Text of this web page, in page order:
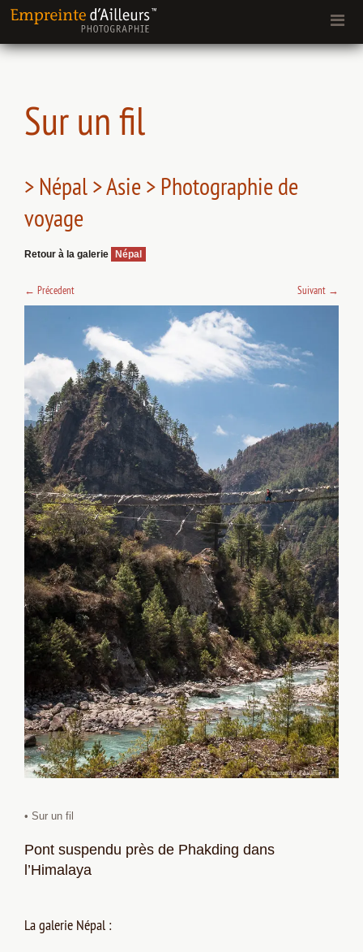
Sur un fil
> Népal > Asie > Photographie de
voyage
Retour à la galerie Népal
← Précedent Suivant →
• Sur un fil
Pont suspendu près de Phakding dans
l’Himalaya
La galerie Népal :